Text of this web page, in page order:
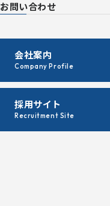
お問い合わせ
会社案内
Company Profile
採用サイト
Recruitment Site